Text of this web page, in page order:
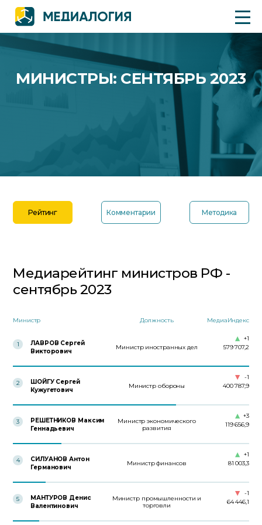
МИНИСТРЫ: СЕНТЯБРЬ 2023
Рейтинг Комментарии Методика
Медиарейтинг министров РФ -
сентябрь 2023
Министр Должность МедиаИндекс
1
ЛАВРОВ Сергей
Викторович
Министр иностранных дел 579 707,2
+1
2
ШОЙГУ Сергей
Кужугетович
Министр обороны 400 787,9
-1
3
РЕШЕТНИКОВ Максим
Геннадьевич
Министр экономического
развития
119 656,9
+3
4
СИЛУАНОВ Антон
Германович
Министр финансов 81 003,3
+1
5
МАНТУРОВ Денис
Валентинович
Министр промышленности и
торговли
64 446,1
-1